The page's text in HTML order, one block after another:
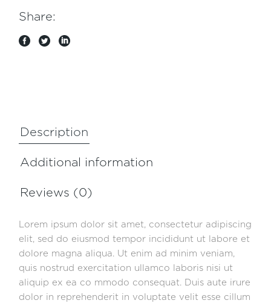
Share:
Description
Additional information
Reviews (0)
Lorem ipsum dolor sit amet, consectetur adipiscing
elit, sed do eiusmod tempor incididunt ut labore et
dolore magna aliqua. Ut enim ad minim veniam,
quis nostrud exercitation ullamco laboris nisi ut
aliquip ex ea co mmodo consequat. Duis aute irure
dolor in reprehenderit in voluptate velit esse cillum